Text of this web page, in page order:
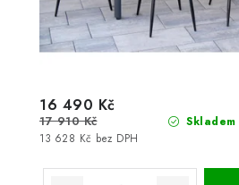
Skladem
13 628 Kč bez DPH
16 490 Kč
17 910 Kč